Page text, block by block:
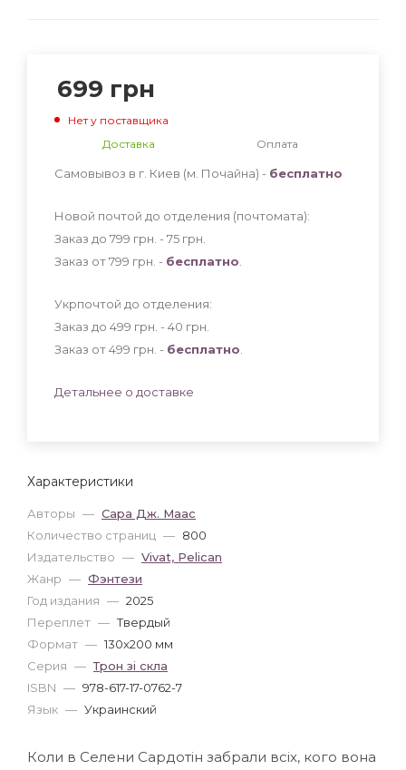
Характеристики
Авторы — Сара Дж. Маас
Количество страниц — 800
Издательство — Vivat, Pelican
Жанр — Фэнтези
Год издания — 2025
Переплет — Твердый
Формат — 130x200 мм
Серия — Трон зі скла
ISBN — 978-617-17-0762-7
Язык — Украинский
699 грн
Нет у поставщика
Доставка
Оплата
Самовывоз в г. Киев (м. Почайна) - бесплатно
Новой почтой до отделения (почтомата):
Заказ до 799 грн. - 75 грн
Заказ от 799 грн. - бесплатно
Укрпочтой до отделения:
Заказ до 499 грн. - 40 грн
Заказ от 499 грн. - бесплатно
Детальнее о доставке
Коли в Селени Сардотін забрали всіх, кого вона